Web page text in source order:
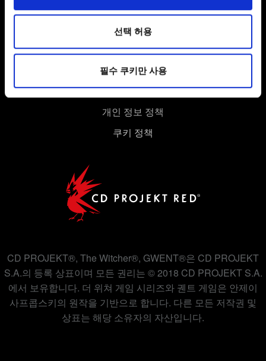
관련 기술적 피드백을 제공하여 사용자의 웹사이트 이용
환경을 개선하기 위해 사용됩니다. 예를 들어, 소셜
미디어를 통해 사용자와 소통할 경우, 사용자의 선호도를
파악하기 위해 쿠키의 일부를 저희 파트너와 공유할 수도
있습니다. 물론, 이처럼 선택적으로 쿠키를 사용할
경우에는 사용자의 동의를 구할 것입니다.
쿠키 사용에 관한 세부 사항이나 관련 설정은 아래의
"Settings" 메뉴에서 확인할 수 있습니다.
선택 허용
필수 쿠키만 사용
사용자 약관 동의
개인 정보 정책
쿠키 정책
CD PROJEKT®, The Witcher®, GWENT®은 CD PROJEKT
S.A.의 등록 상표이며 모든 권리는 © 2018 CD PROJEKT S.A.
에서 보유합니다. 더 위쳐 게임 시리즈와 궨트 게임은 안제이
사프콥스키의 원작을 기반으로 합니다. 다른 모든 저작권 및
상표는 해당 소유자의 자산입니다.